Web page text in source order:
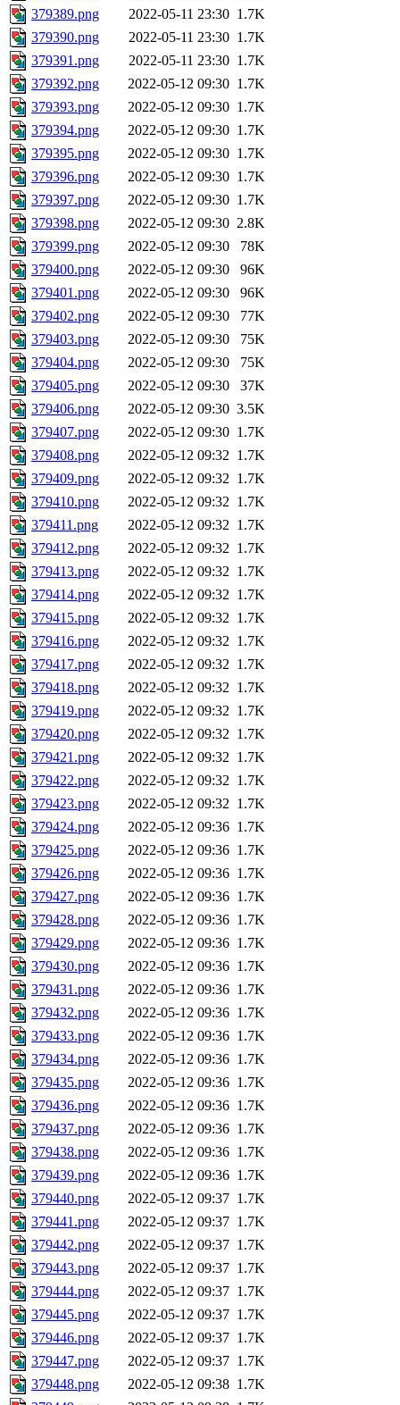
379389.png
2022-05-11 23:30 1.7K
379390.png
2022-05-11 23:30 1.7K
379391.png
2022-05-11 23:30 1.7K
379392.png
2022-05-12 09:30 1.7K
379393.png
2022-05-12 09:30 1.7K
379394.png
2022-05-12 09:30 1.7K
379395.png
2022-05-12 09:30 1.7K
379396.png
2022-05-12 09:30 1.7K
379397.png
2022-05-12 09:30 1.7K
379398.png
2022-05-12 09:30 2.8K
379399.png
2022-05-12 09:30
78K
379400.png
2022-05-12 09:30
96K
379401.png
2022-05-12 09:30
96K
379402.png
2022-05-12 09:30
77K
379403.png
2022-05-12 09:30
75K
379404.png
2022-05-12 09:30
75K
379405.png
2022-05-12 09:30
37K
379406.png
2022-05-12 09:30 3.5K
379407.png
2022-05-12 09:30 1.7K
379408.png
2022-05-12 09:32 1.7K
379409.png
2022-05-12 09:32 1.7K
379410.png
2022-05-12 09:32 1.7K
379411.png
2022-05-12 09:32 1.7K
379412.png
2022-05-12 09:32 1.7K
379413.png
2022-05-12 09:32 1.7K
379414.png
2022-05-12 09:32 1.7K
379415.png
2022-05-12 09:32 1.7K
379416.png
2022-05-12 09:32 1.7K
379417.png
2022-05-12 09:32 1.7K
379418.png
2022-05-12 09:32 1.7K
379419.png
2022-05-12 09:32 1.7K
379420.png
2022-05-12 09:32 1.7K
379421.png
2022-05-12 09:32 1.7K
379422.png
2022-05-12 09:32 1.7K
379423.png
2022-05-12 09:32 1.7K
379424.png
2022-05-12 09:36 1.7K
379425.png
2022-05-12 09:36 1.7K
379426.png
2022-05-12 09:36 1.7K
379427.png
2022-05-12 09:36 1.7K
379428.png
2022-05-12 09:36 1.7K
379429.png
2022-05-12 09:36 1.7K
379430.png
2022-05-12 09:36 1.7K
379431.png
2022-05-12 09:36 1.7K
379432.png
2022-05-12 09:36 1.7K
379433.png
2022-05-12 09:36 1.7K
379434.png
2022-05-12 09:36 1.7K
379435.png
2022-05-12 09:36 1.7K
379436.png
2022-05-12 09:36 1.7K
379437.png
2022-05-12 09:36 1.7K
379438.png
2022-05-12 09:36 1.7K
379439.png
2022-05-12 09:36 1.7K
379440.png
2022-05-12 09:37 1.7K
379441.png
2022-05-12 09:37 1.7K
379442.png
2022-05-12 09:37 1.7K
379443.png
2022-05-12 09:37 1.7K
379444.png
2022-05-12 09:37 1.7K
379445.png
2022-05-12 09:37 1.7K
379446.png
2022-05-12 09:37 1.7K
379447.png
2022-05-12 09:37 1.7K
379448.png
2022-05-12 09:38 1.7K